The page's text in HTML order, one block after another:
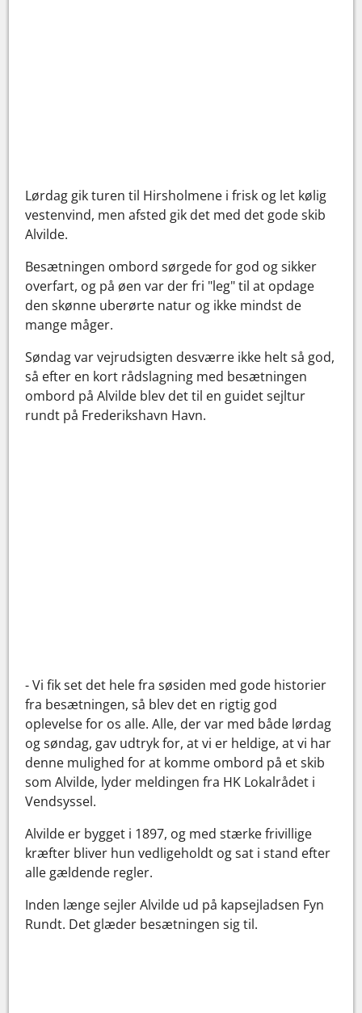
Lørdag gik turen til Hirsholmene i frisk og let kølig
vestenvind, men afsted gik det med det gode skib
Alvilde.
Besætningen ombord sørgede for god og sikker
overfart, og på øen var der fri "leg" til at opdage
den skønne uberørte natur og ikke mindst de
mange måger.
Søndag var vejrudsigten desværre ikke helt så god,
så efter en kort rådslagning med besætningen
ombord på Alvilde blev det til en guidet sejltur
rundt på Frederikshavn Havn.
- Vi fik set det hele fra søsiden med gode historier
fra besætningen, så blev det en rigtig god
oplevelse for os alle. Alle, der var med både lørdag
og søndag, gav udtryk for, at vi er heldige, at vi har
denne mulighed for at komme ombord på et skib
som Alvilde, lyder meldingen fra HK Lokalrådet i
Vendsyssel.
Alvilde er bygget i 1897, og med stærke frivillige
kræfter bliver hun vedligeholdt og sat i stand efter
alle gældende regler.
Inden længe sejler Alvilde ud på kapsejladsen Fyn
Rundt. Det glæder besætningen sig til.